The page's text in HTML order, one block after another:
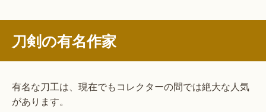
刀剣の有名作家
有名な刀工は、現在でもコレクターの間では絶大な人気
があります。